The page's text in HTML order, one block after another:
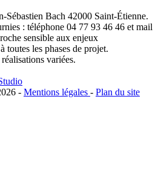
Sébastien Bach 42000 Saint-Étienne.
: téléphone 04 77 93 46 46 et mail
sensible aux enjeux
toutes les phases de projet.
variées.
- Mentions légales - Plan du site